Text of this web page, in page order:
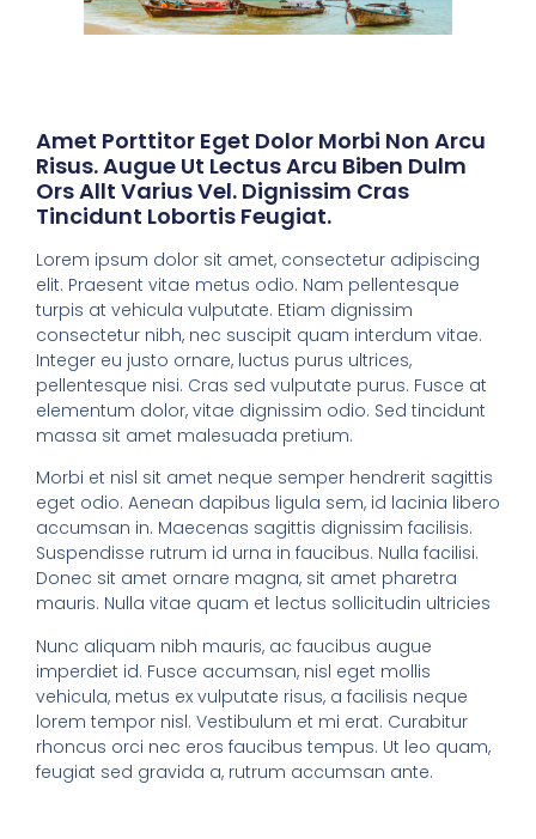
Amet Porttitor Eget Dolor Morbi Non Arcu
Risus. Augue Ut Lectus Arcu Biben Dulm
Ors Allt Varius Vel. Dignissim Cras
Tincidunt Lobortis Feugiat.
Lorem ipsum dolor sit amet, consectetur adipiscing
elit. Praesent vitae metus odio. Nam pellentesque
turpis at vehicula vulputate. Etiam dignissim
consectetur nibh, nec suscipit quam interdum vitae.
Integer eu justo ornare, luctus purus ultrices,
pellentesque nisi. Cras sed vulputate purus. Fusce at
elementum dolor, vitae dignissim odio. Sed tincidunt
massa sit amet malesuada pretium.
Morbi et nisl sit amet neque semper hendrerit sagittis
eget odio. Aenean dapibus ligula sem, id lacinia libero
accumsan in. Maecenas sagittis dignissim facilisis.
Suspendisse rutrum id urna in faucibus. Nulla facilisi.
Donec sit amet ornare magna, sit amet pharetra
mauris. Nulla vitae quam et lectus sollicitudin ultricies
Nunc aliquam nibh mauris, ac faucibus augue
imperdiet id. Fusce accumsan, nisl eget mollis
vehicula, metus ex vulputate risus, a facilisis neque
lorem tempor nisl. Vestibulum et mi erat. Curabitur
rhoncus orci nec eros faucibus tempus. Ut leo quam,
feugiat sed gravida a, rutrum accumsan ante.